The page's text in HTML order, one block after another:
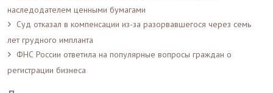
наследодателем ценными бумагами
Суд отказал в компенсации из-за разорвавшегося через семь
лет грудного импланта
ФНС России ответила на популярные вопросы граждан о
регистрации бизнеса